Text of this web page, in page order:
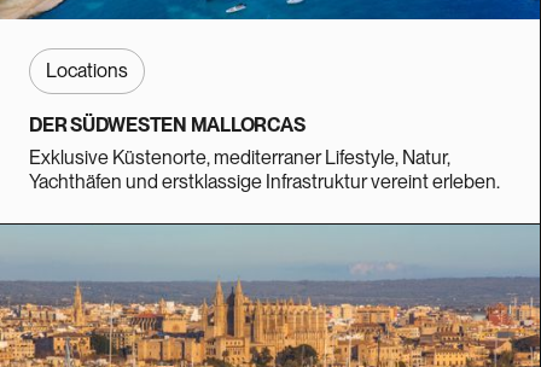
Locations
DER SÜDWESTEN MALLORCAS
Exklusive Küstenorte, mediterraner Lifestyle, Natur,
Yachthäfen und erstklassige Infrastruktur vereint erleben.